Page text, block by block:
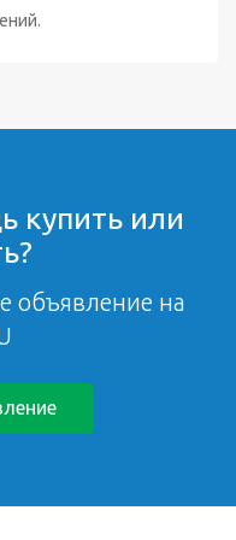
купить или
объявление на